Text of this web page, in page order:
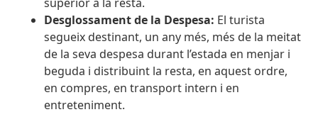
Desglossament de la Despesa: El turista
segueix destinant, un any més, més de la meitat
de la seva despesa durant l’estada en menjar i
beguda i distribuint la resta, en aquest ordre,
en compres, en transport intern i en
entreteniment.